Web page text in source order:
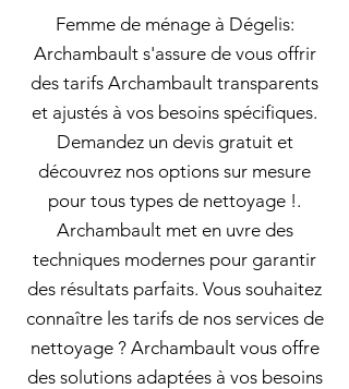
Femme de ménage à Dégelis:
Archambault s'assure de vous offrir
des tarifs Archambault transparents
et ajustés à vos besoins spécifiques.
Demandez un devis gratuit et
découvrez nos options sur mesure
pour tous types de nettoyage !.
Archambault met en uvre des
techniques modernes pour garantir
des résultats parfaits. Vous souhaitez
connaître les tarifs de nos services de
nettoyage ? Archambault vous offre
des solutions adaptées à vos besoins